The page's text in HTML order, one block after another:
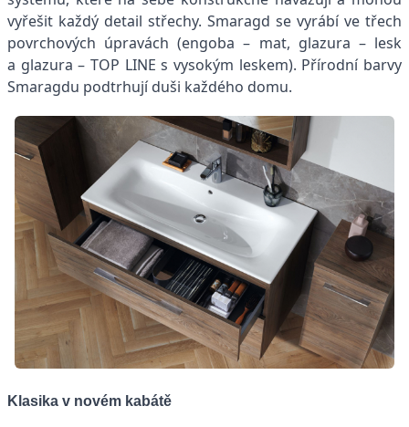
vyřešit každý detail střechy. Smaragd se vyrábí ve třech
povrchových úpravách (engoba – mat, glazura – lesk
a glazura – TOP LINE s vysokým leskem). Přírodní barvy
Smaragdu podtrhují duši každého domu.
Klasika v novém kabátě